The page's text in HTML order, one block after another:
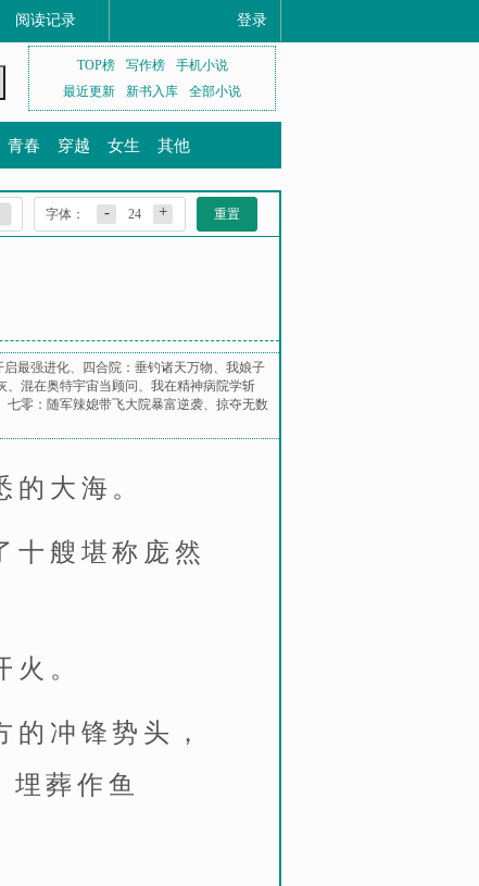
阅读记录 登录
TOP榜 写作榜
手机小说
最近更新
新书入库 全部小说
青春 穿越 女生 其他
字体： - 24 + 重置
启最强进化、 四合院：垂钓诸天万物、 我娘子
、 混在奥特宇宙当顾问 、 我在精神病院学斩
七零：随军辣媳带飞大院暴富逆袭、 掠夺无数
大海。
十艘堪称庞然
。
冲锋势头，
葬作鱼